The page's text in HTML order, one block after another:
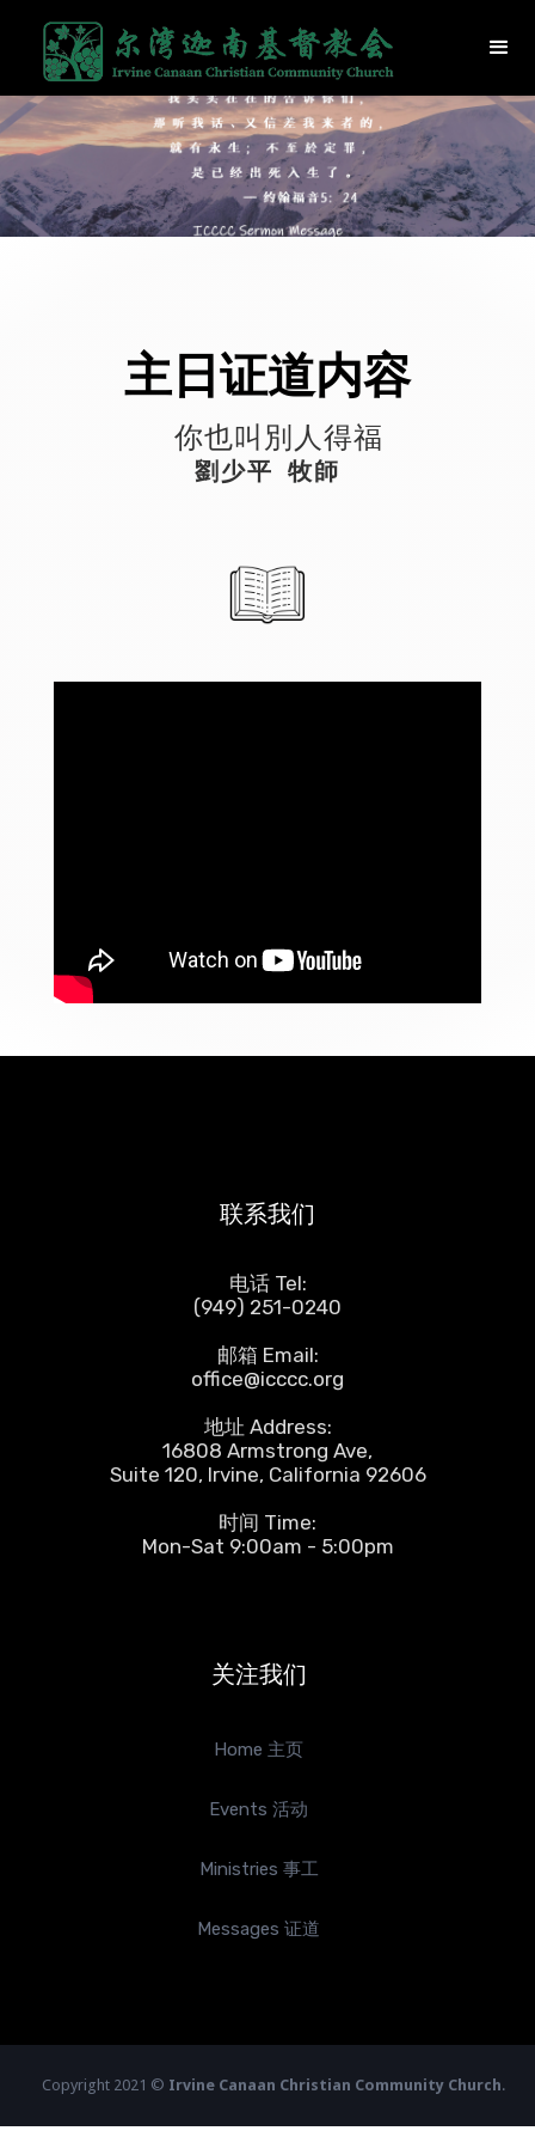
主日证道内容
你也叫別人得福
劉少平 牧師
联系我们
电话 Tel:
(949) 251-0240
邮箱 Email:
office@icccc.org
地址 Address:
16808 Armstrong Ave,
Suite 120, Irvine, California 92606
时间 Time:
Mon-Sat 9:00am - 5:00pm
关注我们
Home 主页
Events 活动
Ministries 事工
Messages 证道
Copyright 2021 © Irvine Canaan Christian Community Church.